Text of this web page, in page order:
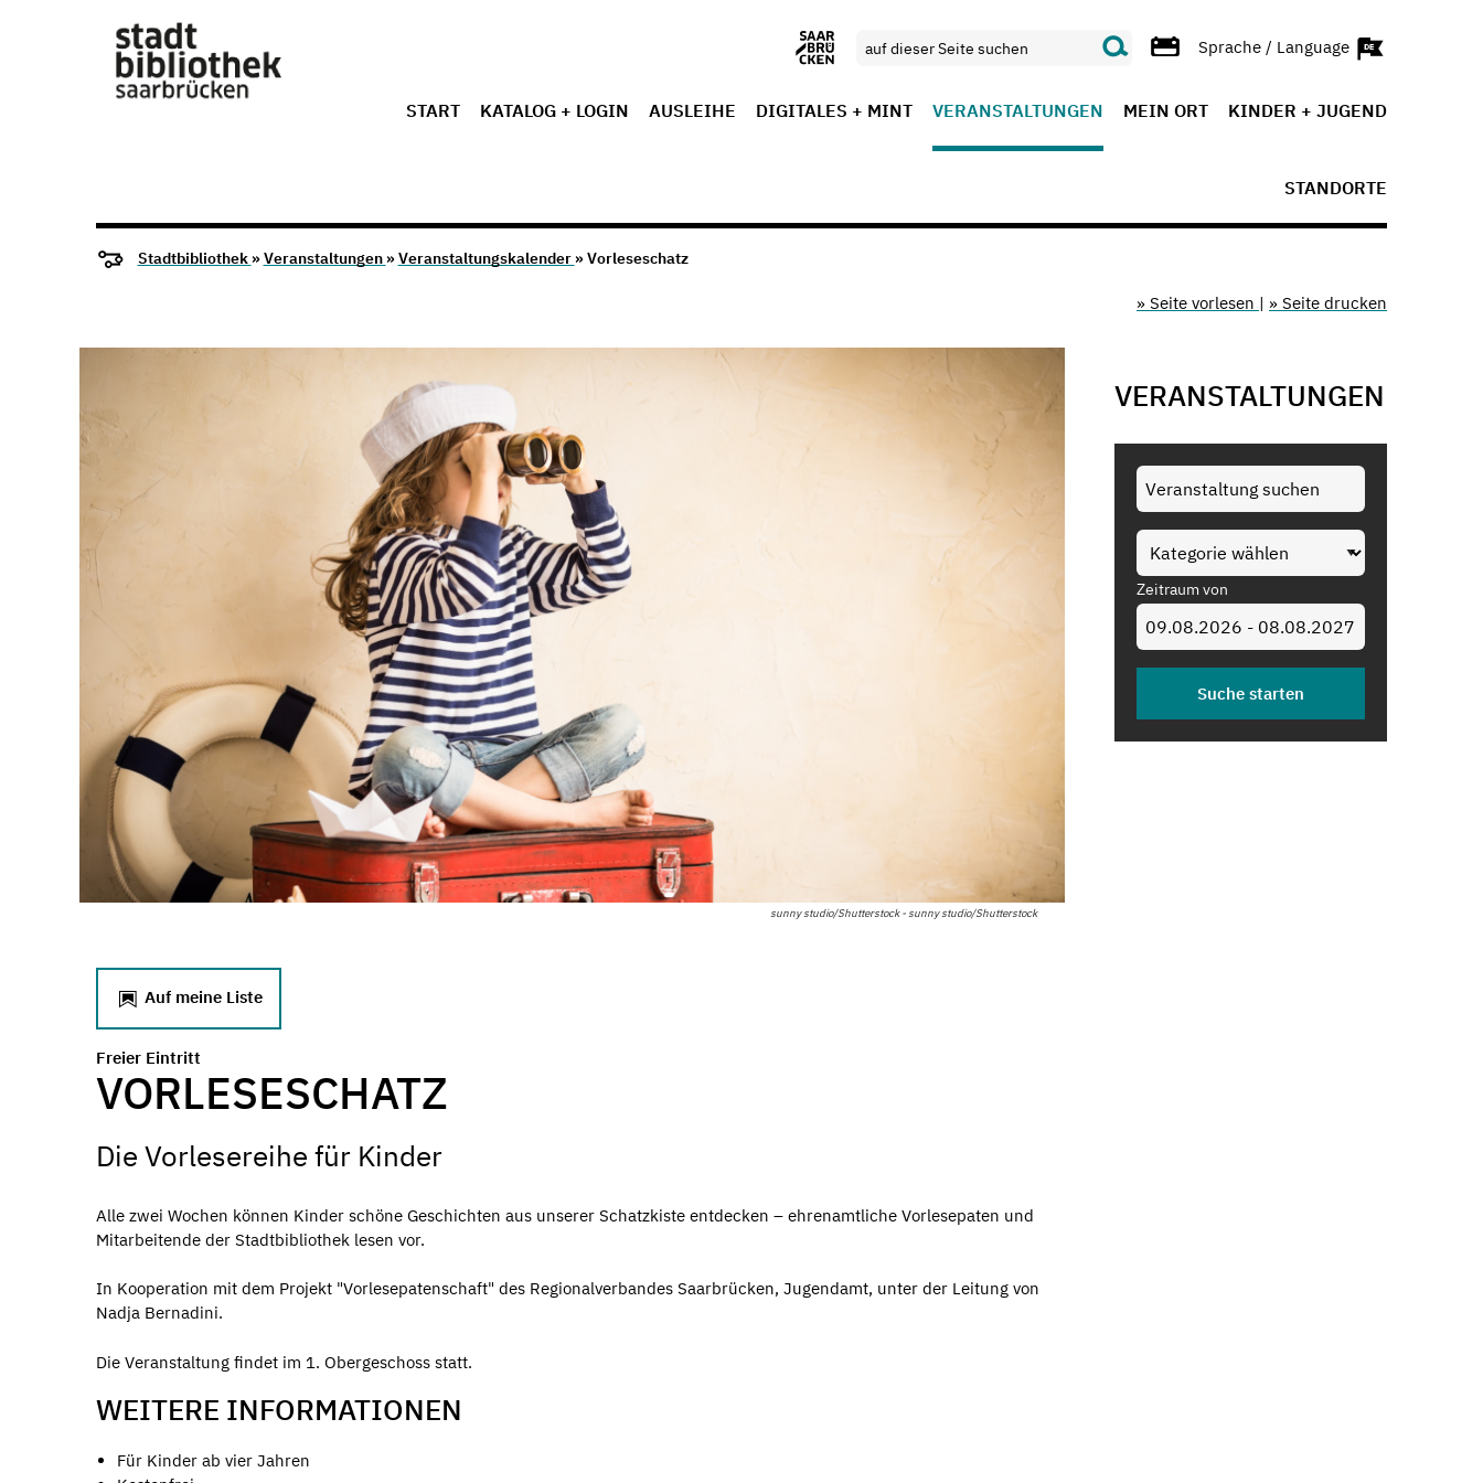
Sprache / Language
START KATALOG + LOGIN AUSLEIHE DIGITALES + MINT VERANSTALTUNGEN MEIN ORT KINDER + JUGEND
STANDORTE
Stadtbibliothek »Veranstaltungen »Veranstaltungskalender » Vorleseschatz
» Seite vorlesen | » Seite drucken
sunny studio/Shutterstock - sunny studio/Shutterstock
Auf meine Liste
Freier Eintritt
VORLESESCHATZ
Die Vorlesereihe für Kinder
Alle zwei Wochen können Kinder schöne Geschichten aus unserer Schatzkiste entdecken – ehrenamtliche Vorlesepaten und
Mitarbeitende der Stadtbibliothek lesen vor.
In Kooperation mit dem Projekt "Vorlesepatenschaft" des Regionalverbandes Saarbrücken, Jugendamt, unter der Leitung von
Nadja Bernadini.
Die Veranstaltung findet im 1. Obergeschoss statt.
WEITERE INFORMATIONEN
Für Kinder ab vier Jahren
VERANSTALTUNGEN
Zeitraum von